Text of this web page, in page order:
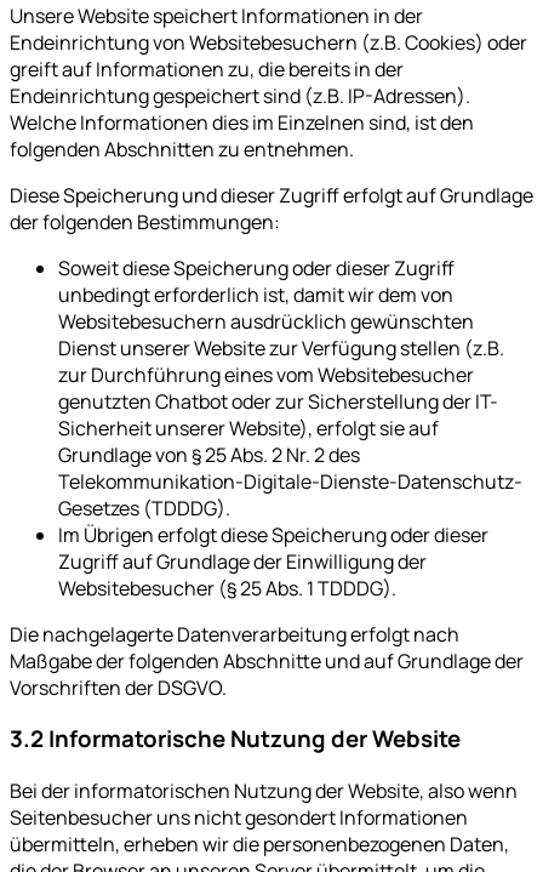
Unsere Website speichert Informationen in der
Endeinrichtung von Websitebesuchern (z.B. Cookies) oder
greift auf Informationen zu, die bereits in der
Endeinrichtung gespeichert sind (z.B. IP-Adressen).
Welche Informationen dies im Einzelnen sind, ist den
folgenden Abschnitten zu entnehmen.
Diese Speicherung und dieser Zugriff erfolgt auf Grundlage
der folgenden Bestimmungen:
Soweit diese Speicherung oder dieser Zugriff
unbedingt erforderlich ist, damit wir dem von
Websitebesuchern ausdrücklich gewünschten
Dienst unserer Website zur Verfügung stellen (z.B.
zur Durchführung eines vom Websitebesucher
genutzten Chatbot oder zur Sicherstellung der IT-
Sicherheit unserer Website), erfolgt sie auf
Grundlage von § 25 Abs. 2 Nr. 2 des
Telekommunikation-Digitale-Dienste-Datenschutz-
Gesetzes (TDDDG).
Im Übrigen erfolgt diese Speicherung oder dieser
Zugriff auf Grundlage der Einwilligung der
Websitebesucher (§ 25 Abs. 1 TDDDG).
Die nachgelagerte Datenverarbeitung erfolgt nach
Maßgabe der folgenden Abschnitte und auf Grundlage der
Vorschriften der DSGVO.
3.2 Informatorische Nutzung der Website
Bei der informatorischen Nutzung der Website, also wenn
Seitenbesucher uns nicht gesondert Informationen
übermitteln, erheben wir die personenbezogenen Daten,